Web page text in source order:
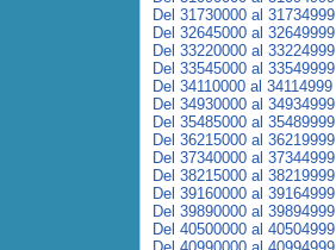
Del 31730000 al 31734999
Del 32645000 al 32649999
Del 33220000 al 33224999
Del 33545000 al 33549999
Del 34110000 al 34114999
Del 34930000 al 34934999
Del 35485000 al 35489999
Del 36215000 al 36219999
Del 37340000 al 37344999
Del 38215000 al 38219999
Del 39160000 al 39164999
Del 39890000 al 39894999
Del 40500000 al 40504999